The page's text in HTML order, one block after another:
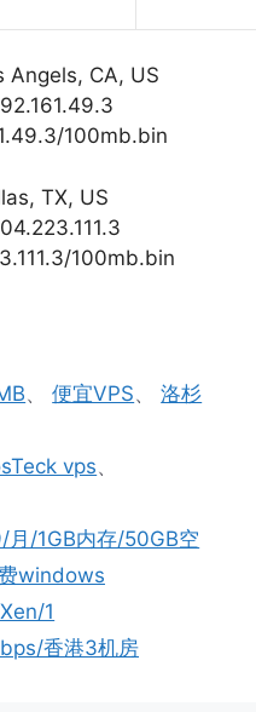
CA, US
100mb.bin
TX, US
100mb.bin
、便宜VPS、洛杉
vps、
月/1GB内存/50GB空
windows
1
香港3机房